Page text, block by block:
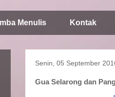
Menulis Kontak
Senin, 05 September
Gua Selarong dan